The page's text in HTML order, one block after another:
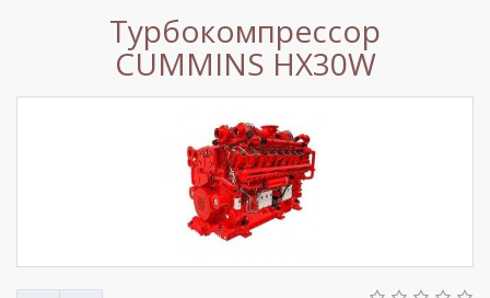
Турбокомпрессор
CUMMINS HX30W